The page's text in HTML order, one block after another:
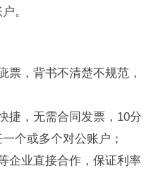
。
票，背书不清楚不规范，
捷，无需合同发票，10分
个或多个对公账户；
企业直接合作，保证利率